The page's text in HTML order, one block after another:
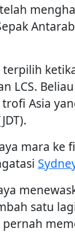
terpilih
LCS.
Asia
mara ke
satu